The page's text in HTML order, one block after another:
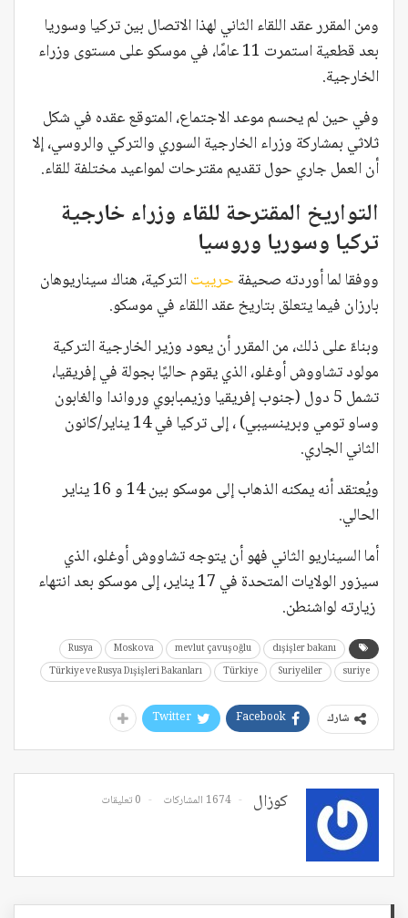
ومن المقرر عقد اللقاء الثاني لهذا الاتصال بين تركيا وسوريا
بعد قطعية استمرت 11 عامًا، في موسكو على مستوى وزراء
الخارجية.
وفي حين لم يحسم موعد الاجتماع، المتوقع عقده في شكل
ثلاثي بمشاركة وزراء الخارجية السوري والتركي والروسي، إلا
أن العمل جاري حول تقديم مقترحات لمواعيد مختلفة للقاء.
التواريخ المقترحة للقاء وزراء خارجية
تركيا وسوريا وروسيا
ووفقا لما أوردته صحيفة حرييتالتركية، هناك سيناريوهان
بارزان فيما يتعلق بتاريخ عقد اللقاء في موسكو.
وبناءً على ذلك، من المقرر أن يعود وزير الخارجية التركية
مولود تشاووش أوغلو، الذي يقوم حاليًا بجولة في إفريقيا،
تشمل 5 دول (جنوب إفريقيا وزيمبابوي ورواندا والغابون
وساو تومي وبرينسيبي) ، إلى تركيا في 14 يناير/كانون
الثاني الجاري.
ويُعتقد أنه يمكنه الذهاب إلى موسكو بين 14 و 16 يناير
الحالي.
أما السيناريو الثاني فهو أن يتوجه تشاووش أوغلو، الذي
سيزور الولايات المتحدة في 17 يناير، إلى موسكو بعد انتهاء
زيارته لواشنطن.
dışişler bakanı
mevlut çavuşoğlu
Moskova
Rusya
suriye
Suriyeliler
Türkiye
Türkiye ve Rusya Dışişleri Bakanları
شارك Facebook
Twitter
كوزال 1674 المشاركات 0 تعليقات